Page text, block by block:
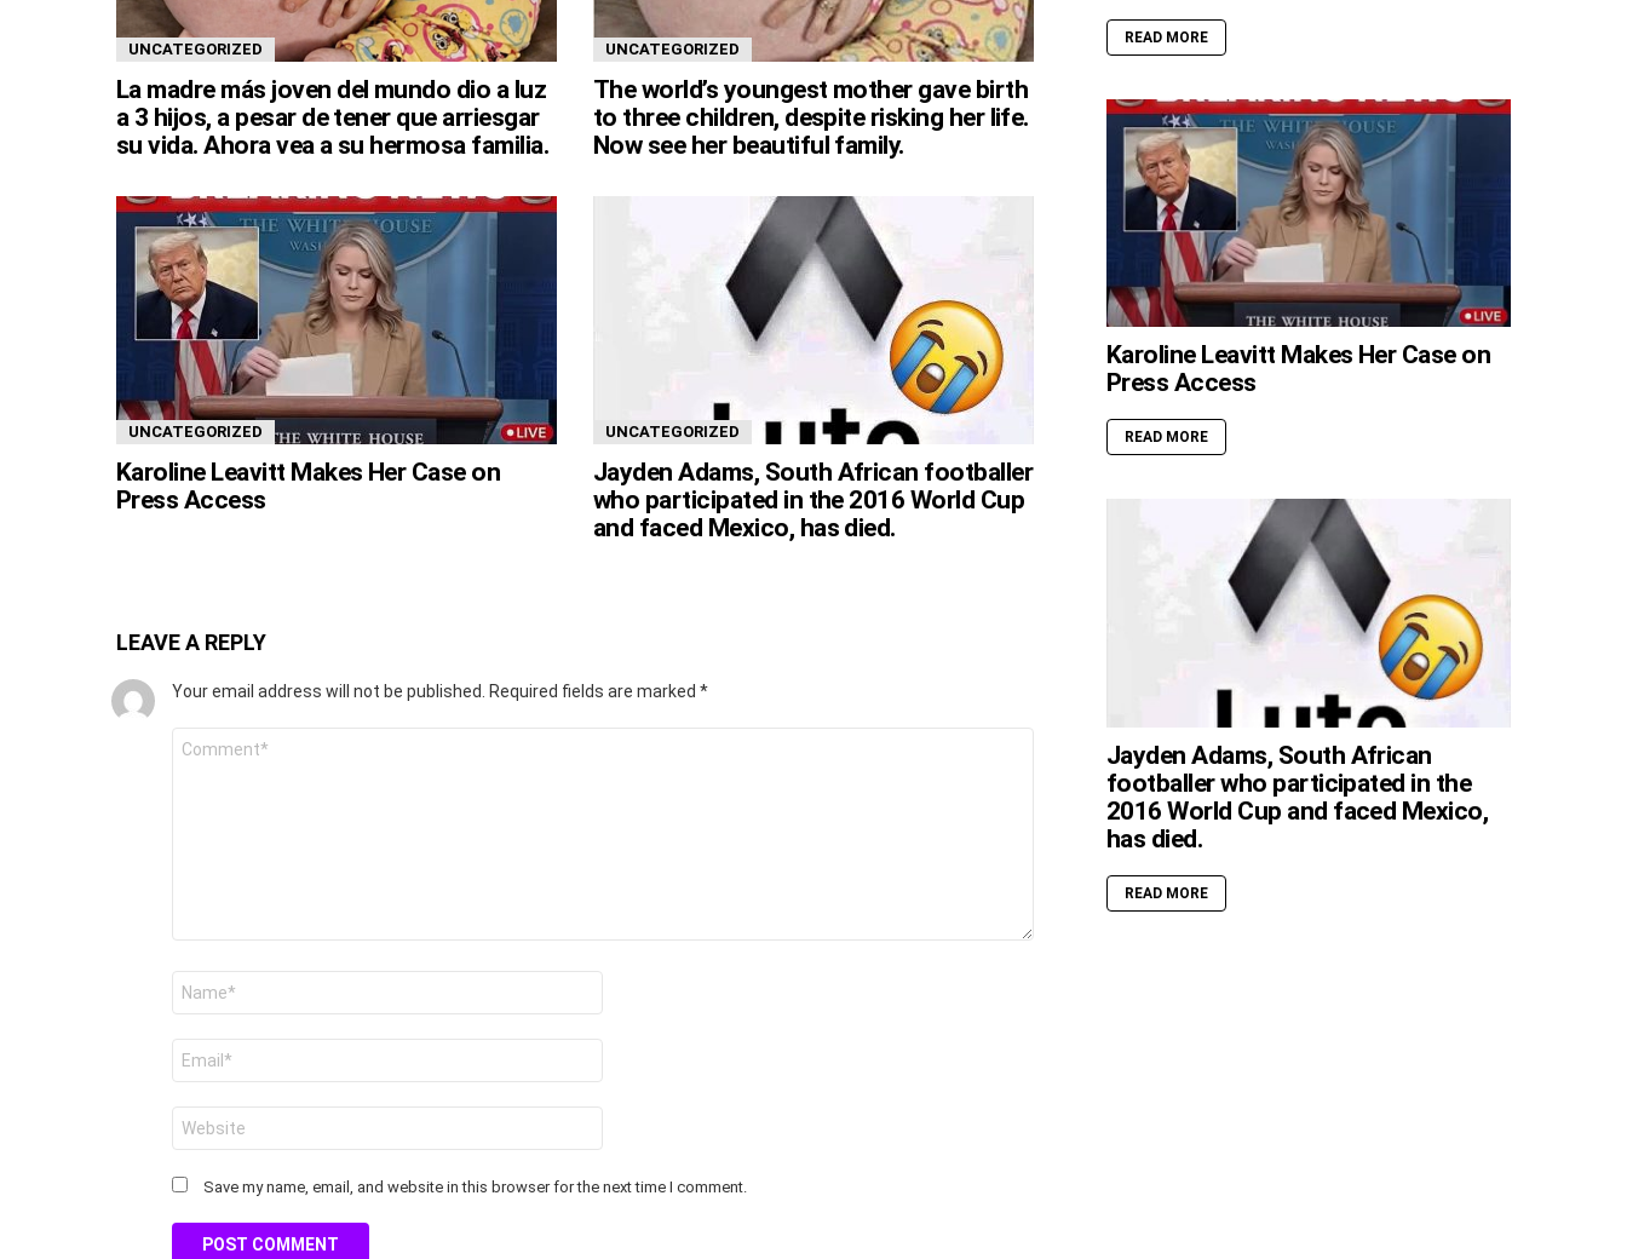
UNCATEGORIZED
La madre más joven del mundo dio a luz
a 3 hijos, a pesar de tener que arriesgar
su vida. Ahora vea a su hermosa familia.
UNCATEGORIZED
The world’s youngest mother gave birth
to three children, despite risking her life.
Now see her beautiful family.
UNCATEGORIZED
Karoline Leavitt Makes Her Case on
Press Access
UNCATEGORIZED
Jayden Adams, South African footballer
who participated in the 2016 World Cup
and faced Mexico, has died.
LEAVE A REPLY
Your email address will not be published. Required fields are marked *
Save my name, email, and website in this browser for the next time I comment.
READ MORE
Karoline Leavitt Makes Her Case on
Press Access
READ MORE
Jayden Adams, South African
footballer who participated in the
2016 World Cup and faced Mexico,
has died.
READ MORE